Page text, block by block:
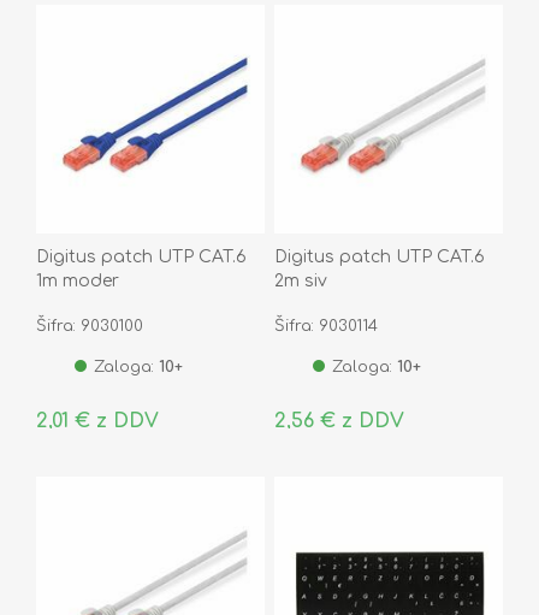
Digitus patch UTP CAT.6
1m moder
Šifra: 9030100
Zaloga: 10+
2,01 € z DDV
Digitus patch UTP CAT.6
2m siv
Šifra: 9030114
Zaloga: 10+
2,56 € z DDV